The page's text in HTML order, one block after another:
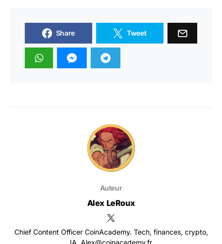
Share Tweet
Auteur
Alex LeRoux
Chief Content Officer CoinAcademy. Tech, finances, crypto,
IA. Alex@coinacademy.fr